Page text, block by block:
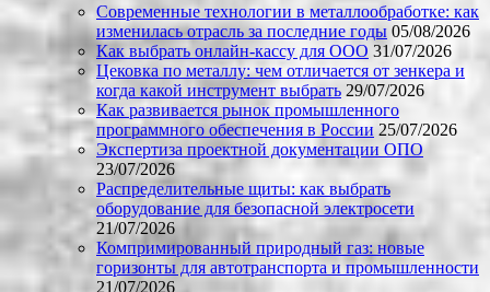
Современные технологии в металлообработке: как
изменилась отрасль за последние годы 05/08/2026
Как выбрать онлайн-кассу для ООО 31/07/2026
Цековка по металлу: чем отличается от зенкера и
когда какой инструмент выбрать 29/07/2026
Как развивается рынок промышленного
программного обеспечения в России 25/07/2026
Экспертиза проектной документации ОПО
23/07/2026
Распределительные щиты: как выбрать
оборудование для безопасной электросети
21/07/2026
Компримированный природный газ: новые
горизонты для автотранспорта и промышленности
21/07/2026